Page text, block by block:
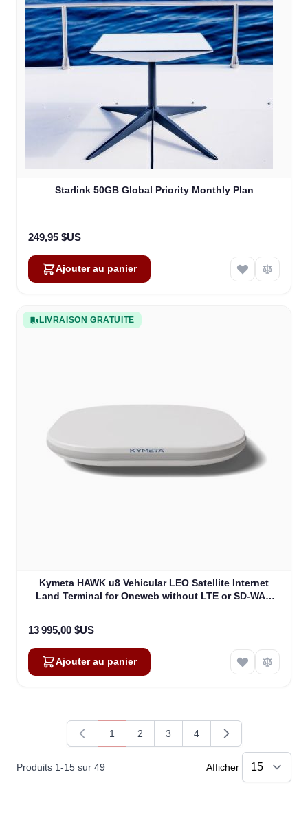
Starlink 50GB Global Priority Monthly Plan
249,95 $US
Ajouter au panier
LIVRAISON GRATUITE
Kymeta HAWK u8 Vehicular LEO Satellite Internet
Land Terminal for Oneweb without LTE or SD-WAN
13 995,00 $US
Ajouter au panier
Produits 1-15 sur 49
Vous lisez actuellement la page
1
Page
2
Page
3
Page
4
Afficher